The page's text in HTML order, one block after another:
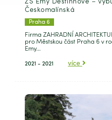
Českomalínská
Praha 6
Firma ZAHRADNÍ
pro Městskou část Praha 6 v
Emy...
2021 - 2021 více